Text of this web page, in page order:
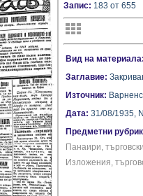
Запис: 183 от 655
Вид на материала:
Заглавие:
Източник:
Дата: 31/08/1935,
Предметни
Панаири, търговски
Изложения,